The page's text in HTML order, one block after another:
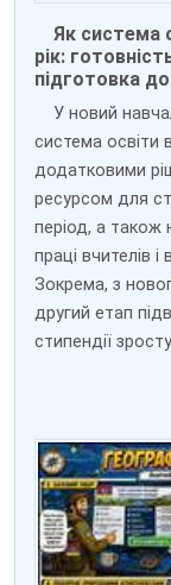
Як система
рік:
підготовка
У новий
система освіти
додатковими
ресурсом для
період, а також
праці вчителів
Зокрема, з
другий етап
стипендії